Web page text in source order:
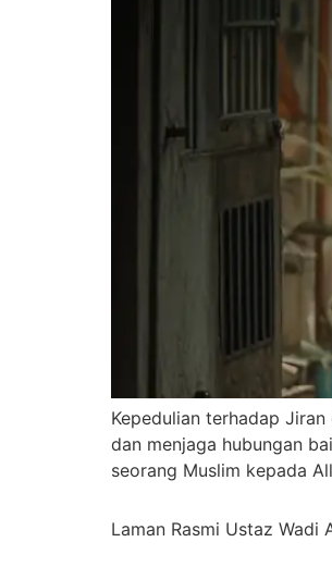
Kepedulian terhadap
dan menjaga hubungan
Laman Rasmi Ustaz Wadi